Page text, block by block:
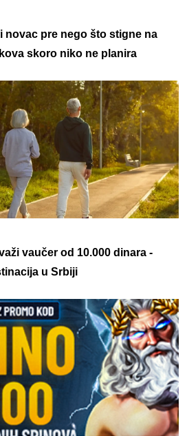
novac pre nego što stigne na
skoro niko ne planira
vaučer od 10.000 dinara -
u Srbiji